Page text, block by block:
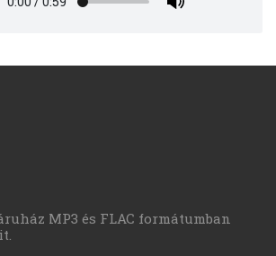
MP3 és FLAC formátumban